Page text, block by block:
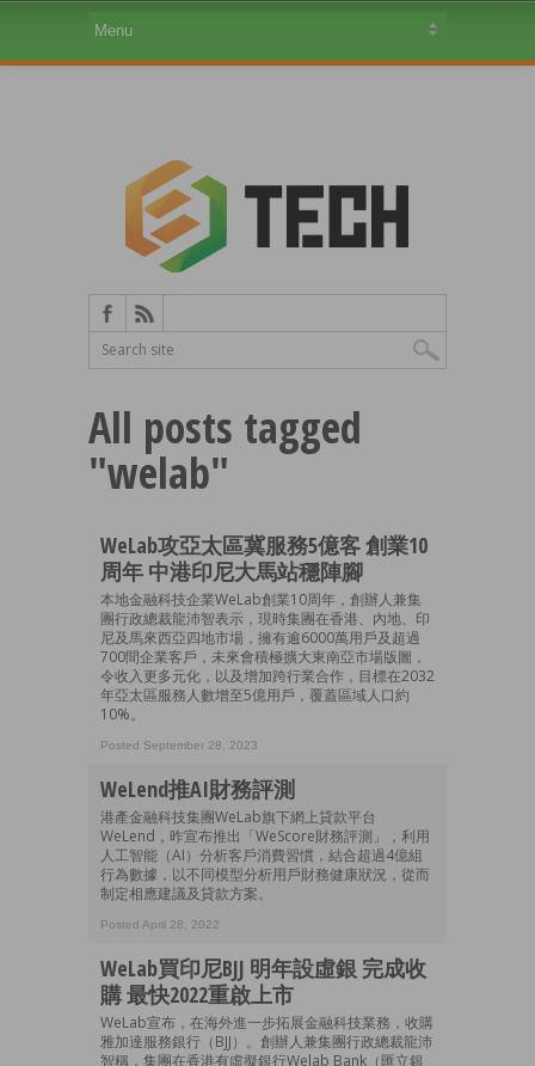
All posts tagged
"welab"
WeLab攻亞太區冀服務5億客 創業10
周年 中港印尼大馬站穩陣腳
本地金融科技企業WeLab創業10周年，創辦人兼集
團行政總裁龍沛智表示，現時集團在香港、內地、印
尼及馬來西亞四地市場，擁有逾6000萬用戶及超過
700間企業客戶，未來會積極擴大東南亞市場版圖，
令收入更多元化，以及增加跨行業合作，目標在2032
年亞太區服務人數增至5億用戶，覆蓋區域人口約
10%。
Posted September 28, 2023
WeLend推AI財務評測
港產金融科技集團WeLab旗下網上貸款平台
WeLend，昨宣布推出「WeScore財務評測」，利用
人工智能（AI）分析客戶消費習慣，結合超過4億組
行為數據，以不同模型分析用戶財務健康狀況，從而
制定相應建議及貸款方案。
Posted April 28, 2022
WeLab買印尼BJJ 明年設虛銀 完成收
購 最快2022重啟上市
WeLab宣布，在海外進一步拓展金融科技業務，收購
雅加達服務銀行（BJJ）。創辦人兼集團行政總裁龍沛
智稱，集團在香港有虛擬銀行Welab Bank（匯立銀